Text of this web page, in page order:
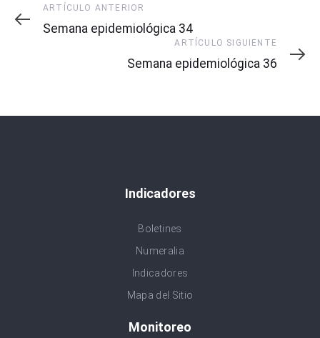
Artículo
Anterior
ARTÍCULO ANTERIOR
Semana epidemiológica 34
Siguiente
ARTÍCULO SIGUIENTE
Semana epidemiológica 36
Indicadores
Boletines
Numeralia
Indicadores
Mapa del Sitio
Monitoreo